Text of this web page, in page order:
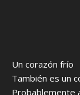
Un corazón frío
También es un
Probablemente